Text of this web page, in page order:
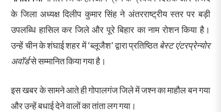
के जिला अध्यक्ष दिलीप कुमार सिंह ने अंतरराष्ट्रीय स्तर पर बड़ी
उपलब्धि हासिल कर जिले और पूरे बिहार का नाम रोशन किया है।
उन्हें चीन के शंघाई शहर में ‘ब्लूजैश’ द्वारा प्रतिष्ठितबेस्ट एंटरप्रेन्योर
अवॉर्डसे सम्मानित किया गया है।
इस खबर के सामने आते ही गोपालगंज जिले में जश्न का माहौल बन गया
और उन्हें बधाई देने वालों का तांता लग गया।